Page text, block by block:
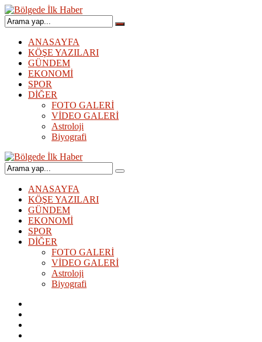
ANASAYFA
KÖŞE YAZILARI
GÜNDEM
EKONOMİ
SPOR
DİĞER
FOTO GALERİ
VİDEO GALERİ
Astroloji
Biyografi
ANASAYFA
KÖŞE YAZILARI
GÜNDEM
EKONOMİ
SPOR
DİĞER
FOTO GALERİ
VİDEO GALERİ
Astroloji
Biyografi